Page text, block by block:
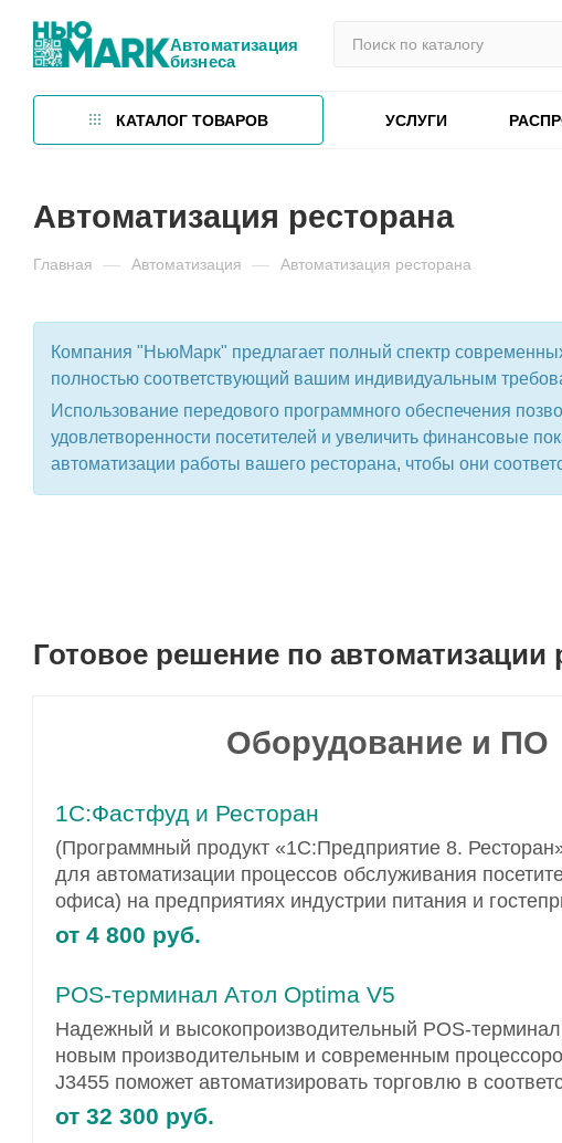
Автоматизация
бизнеса
КАТАЛОГ ТОВАРОВ УСЛУГИ
Автоматизация ресторана
Главная — Автоматизация — Автоматизация ресторана
Компания "НьюМарк" предлагает полный спектр
полностью соответствующий вашим индивидуальным
Использование передового программного обеспечения
удовлетворенности посетителей и увеличить финансовые
автоматизации работы вашего ресторана, чтобы они
Готовое решение по автоматизации
Оборудование и ПО
1С:Фастфуд и Ресторан
(Программный продукт «1С:Предприятие 8.
для автоматизации процессов обслуживания
офиса) на предприятиях индустрии питания и
от 4 800 руб.
POS-терминал Атол Optima V5
Надежный и высокопроизводительный POS-
новым производительным и современным
J3455 поможет автоматизировать торговлю в
от 32 300 руб.